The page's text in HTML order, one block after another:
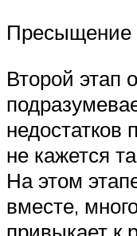
Пресыщение
Второй этап
недостатков
не кажется
На этом
вместе,